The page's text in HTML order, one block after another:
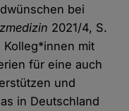
bei
2021/4, S.
Kolleg*innen mit
für eine auch
und
in Deutschland